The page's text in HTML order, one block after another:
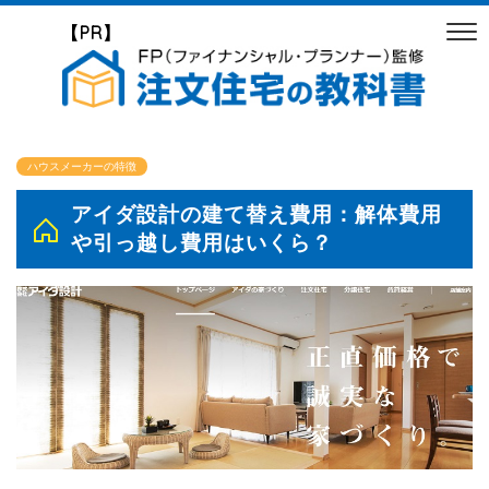
【PR】
ハウスメーカーの特徴
アイダ設計の建て替え費用：解体費用
や引っ越し費用はいくら？